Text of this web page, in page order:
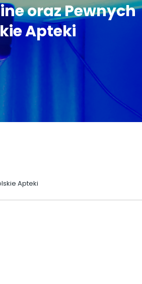
oraz Pewnych
Apteki
Apteki